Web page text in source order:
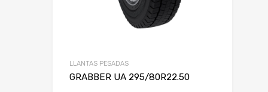
LLANTAS PESADAS
GRABBER UA 295/80R22.50